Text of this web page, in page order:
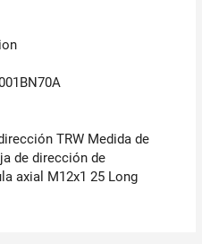
TRW Medida de
de dirección de
axial M12x1 25 Long